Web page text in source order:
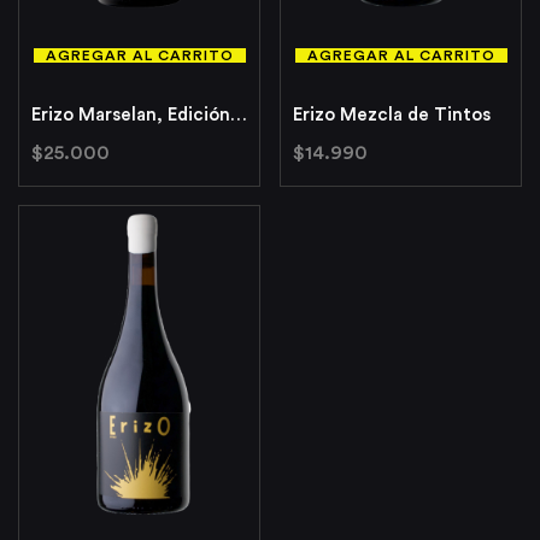
AGREGAR AL CARRITO
Erizo Marselan, Edición Limitada
$25.000
AGREGAR AL CARRITO
Erizo Mezcla de Tintos
$14.990